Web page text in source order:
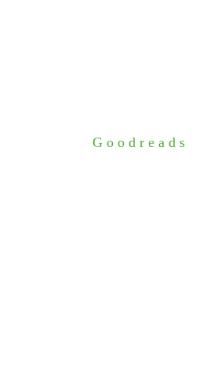
Goodreads